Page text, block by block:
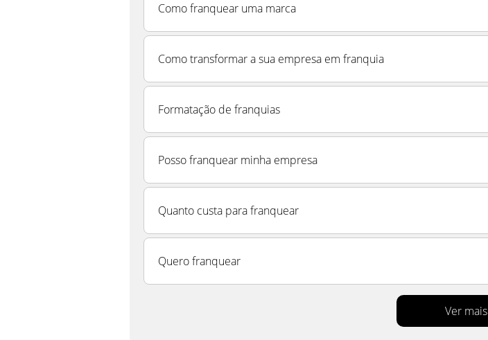
Como franquear uma marca
Como transformar a sua empresa em franquia
Formatação de franquias
Posso franquear minha empresa
Quanto custa para franquear
Quero franquear
Ver mais